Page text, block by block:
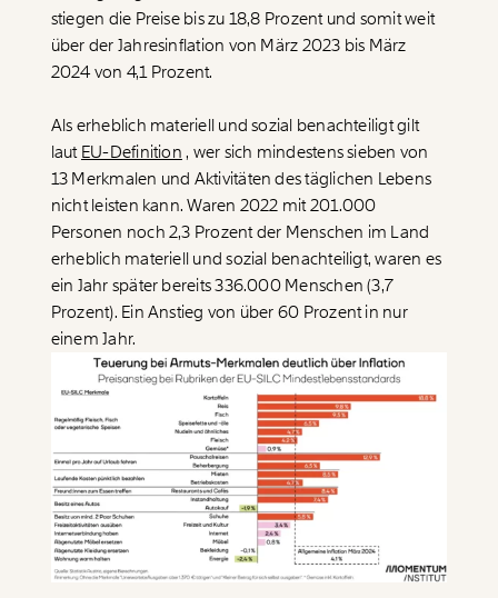
Jobs & Fellowships
stiegen die Preise bis zu 18,8 Prozent und somit weit
über der Jahresinflation von März 2023 bis März
2024 von 4,1 Prozent.
Als erheblich materiell und sozial benachteiligt gilt
laut EU-Definition , wer sich mindestens sieben von
13 Merkmalen und Aktivitäten des täglichen Lebens
nicht leisten kann. Waren 2022 mit 201.000
Personen noch 2,3 Prozent der Menschen im Land
erheblich materiell und sozial benachteiligt, waren es
ein Jahr später bereits 336.000 Menschen (3,7
Prozent). Ein Anstieg von über 60 Prozent in nur
einem Jahr.